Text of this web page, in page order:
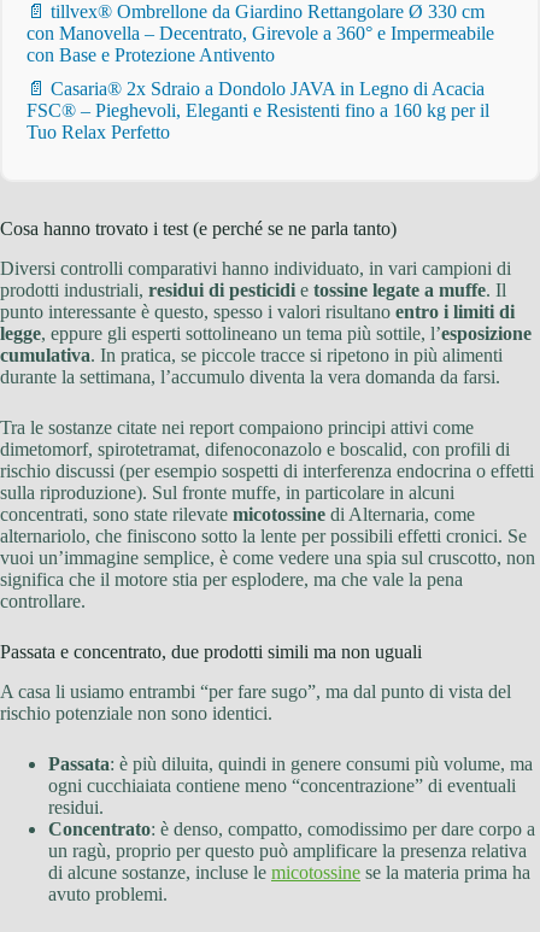
📄 tillvex® Ombrellone da Giardino Rettangolare Ø 330 cm
con Manovella – Decentrato, Girevole a 360° e Impermeabile
con Base e Protezione Antivento
📄 Casaria® 2x Sdraio a Dondolo JAVA in Legno di Acacia
FSC® – Pieghevoli, Eleganti e Resistenti fino a 160 kg per il
Tuo Relax Perfetto
Cosa hanno trovato i test (e perché se ne parla tanto)
Diversi controlli comparativi hanno individuato, in vari campioni di
prodotti industriali, residui di pesticidi e tossine legate a muffe. Il
punto interessante è questo, spesso i valori risultano entro i limiti di
legge, eppure gli esperti sottolineano un tema più sottile, l’esposizione
cumulativa. In pratica, se piccole tracce si ripetono in più alimenti
durante la settimana, l’accumulo diventa la vera domanda da farsi.
Tra le sostanze citate nei report compaiono principi attivi come
dimetomorf, spirotetramat, difenoconazolo e boscalid, con profili di
rischio discussi (per esempio sospetti di interferenza endocrina o effetti
sulla riproduzione). Sul fronte muffe, in particolare in alcuni
concentrati, sono state rilevate micotossine di Alternaria, come
alternariolo, che finiscono sotto la lente per possibili effetti cronici. Se
vuoi un’immagine semplice, è come vedere una spia sul cruscotto, non
significa che il motore stia per esplodere, ma che vale la pena
controllare.
Passata e concentrato, due prodotti simili ma non uguali
A casa li usiamo entrambi “per fare sugo”, ma dal punto di vista del
rischio potenziale non sono identici.
Passata: è più diluita, quindi in genere consumi più volume, ma
ogni cucchiaiata contiene meno “concentrazione” di eventuali
residui.
Concentrato: è denso, compatto, comodissimo per dare corpo a
un ragù, proprio per questo può amplificare la presenza relativa
di alcune sostanze, incluse le micotossine se la materia prima ha
avuto problemi.